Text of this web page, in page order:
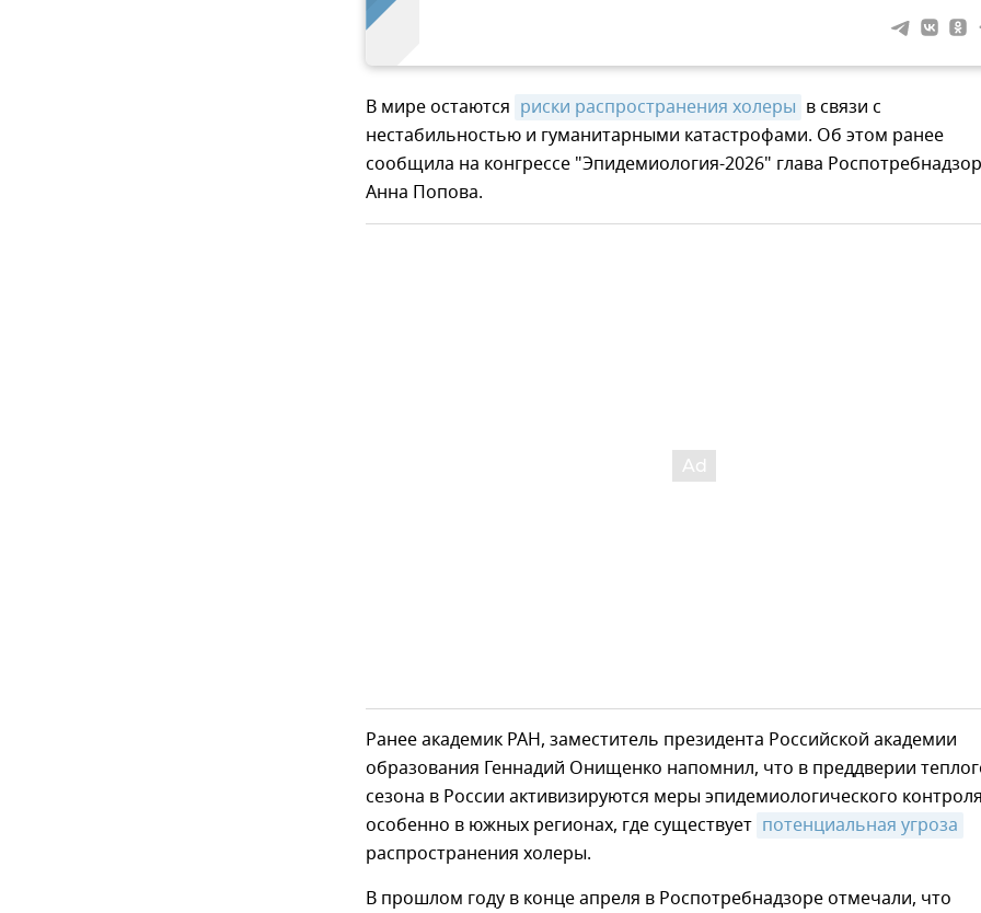
В мире остаются риски распространения холеры в связи с
нестабильностью и гуманитарными катастрофами. Об этом ранее
сообщила на конгрессе "Эпидемиология-2026" глава
Анна Попова.
Ранее академик РАН, заместитель президента Российской академии
образования Геннадий Онищенко напомнил, что в преддверии
сезона в России активизируются меры эпидемиологического
особенно в южных регионах, где существует потенциальная угроза
распространения холеры.
В прошлом году в конце апреля в Роспотребнадзоре отмечали, что